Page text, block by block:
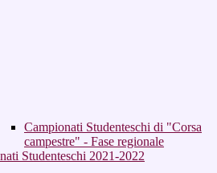
Campionati Studenteschi di "Corsa
campestre" - Fase regionale
Studenteschi 2021-2022